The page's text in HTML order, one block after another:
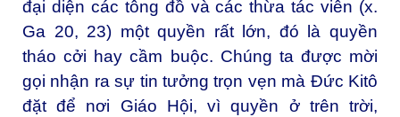
đại diện các tông đồ và các thừa tác viên (x.
Ga 20, 23) một quyền rất lớn, đó là quyền
tháo cởi hay cầm buộc. Chúng ta được mời
gọi nhận ra sự tin tưởng trọn vẹn mà Đức Kitô
đặt để nơi Giáo Hội, vì quyền ở trên trời,